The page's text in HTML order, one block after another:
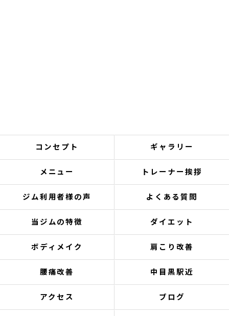
コンセプト ギャラリー
メニュー トレーナー挨拶
ジム利用者様の声 よくある質問
当ジムの特徴 ダイエット
ボディメイク 肩こり改善
腰痛改善 中目黒駅近
アクセス ブログ